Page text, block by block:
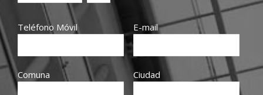
Teléfono Móvil E-mail
Comuna Ciudad